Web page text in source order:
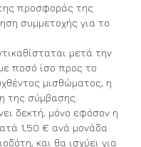
προσφοράς της
συμμετοχής για το
μετά την
ποσό ίσο προς το
μισθώματος, η
της σύμβασης.
δεκτή, μόνο εφόσον η
1,50 € ανά μονάδα
και θα ισχύει για